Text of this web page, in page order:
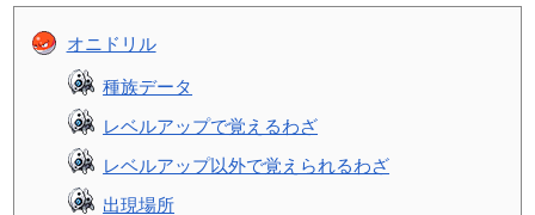
オニドリル
種族データ
レベルアップで覚えるわざ
レベルアップ以外で覚えられるわざ
出現場所